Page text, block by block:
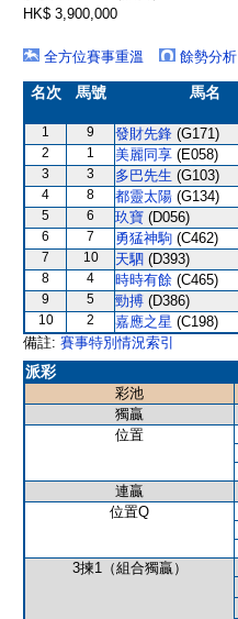
HK$ 3,900,000
全方位賽事重溫
餘勢分析
名次 馬號 馬名
1 9 發財先鋒 (G171)
2
1 美麗同享 (E058)
3
3 多巴先生 (G103)
4
8 都靈太陽 (G134)
5
6 玖寶 (D056)
6
7 勇猛神駒 (C462)
7
10 天駟 (D393)
8
4 時時有餘 (C465)
9
5 勁搏 (D386)
10
2 嘉應之星 (C198)
備註: 賽事特別情況索引
派彩
彩池
獨贏
位置
連贏
位置Q
3揀1（組合獨贏）